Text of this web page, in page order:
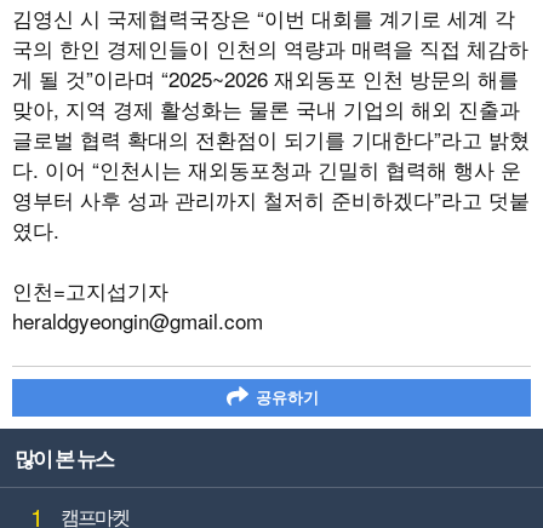
김영신 시 국제협력국장은 “이번 대회를 계기로 세계 각
국의 한인 경제인들이 인천의 역량과 매력을 직접 체감하
게 될 것”이라며 “2025~2026 재외동포 인천 방문의 해를
맞아, 지역 경제 활성화는 물론 국내 기업의 해외 진출과
글로벌 협력 확대의 전환점이 되기를 기대한다”라고 밝혔
다. 이어 “인천시는 재외동포청과 긴밀히 협력해 행사 운
영부터 사후 성과 관리까지 철저히 준비하겠다”라고 덧붙
였다.
인천=고지섭기자
heraldgyeongin@gmail.com
공유하기
많이 본 뉴스
1 캠프마켓